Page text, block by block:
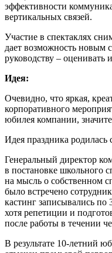
эффективности
вертикальных связей.
Участие в спектаклях
дает возможность новым
руководству – оценивать
Идея:
Очевидно, что яркая,
корпоративного
юбилея компании,
Идея праздника
Генеральный директор
в постановке школьного
на мысль о собственном
было встречено
кастинг записывались по
хотя репетиции и
после работы в течении
В результате 10-летний